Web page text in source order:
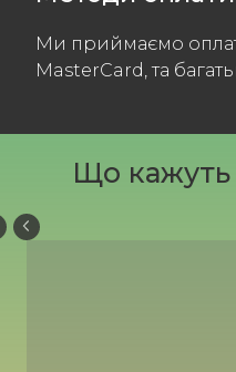
Ми приймаємо
MasterCard, та
Що кажуть